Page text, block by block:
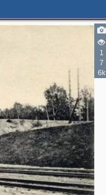
1
7
6k